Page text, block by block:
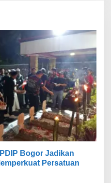
Bogor Jadikan
Persatuan